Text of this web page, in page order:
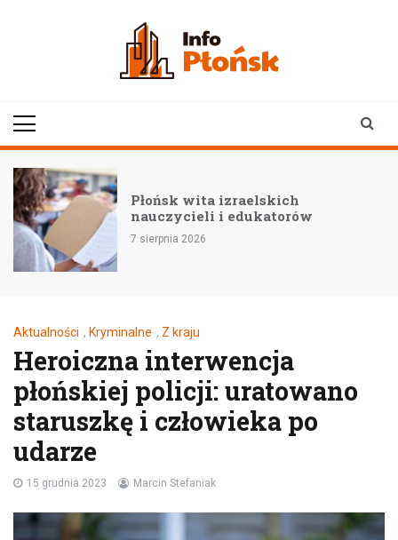
Płońsk wita izraelskich
nauczycieli i edukatorów
7 sierpnia 2026
Aktualności , Kryminalne , Z kraju
Heroiczna interwencja
płońskiej policji: uratowano
staruszkę i człowieka po
udarze
15 grudnia 2023 Marcin Stefaniak